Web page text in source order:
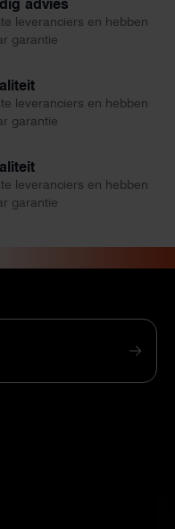
advies
leveranciers en hebben
garantie
leveranciers en hebben
garantie
leveranciers en hebben
garantie